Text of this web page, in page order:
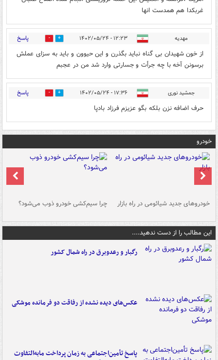
غربکدا هم همدست انها
مهدیه ۱۲:۲۳ - ۱۴۰۲/۰۵/۲۴ 0 پاسخ
از خون شهیدان بی گناه نباید بگذرن و این حیوون و باید به سزای عملش
برسونن آخه با چه جرأت و جسارتی وارد شد من در عجبم
جمشید نوری ۱۷:۳۶ - ۱۴۰۲/۰۵/۲۴ 1 پاسخ
حرف اضافه نزن بلکه بگو عزیزم فرزاد بادپا
خودرو
خودروهای جدید شیائومی در راه بازار چرا سیم‌کشی خودرو ذوب می‌شود؟
این مطالب را از دست ندهید....
رگبار و رعدوبرق در راه شمال کشور
عکس‌های دیده نشده از رفاقت دو فرمانده‌ موشکی
پاسخ تأمین‌اجتماعی به زمان پرداخت مابه‌التفاوت